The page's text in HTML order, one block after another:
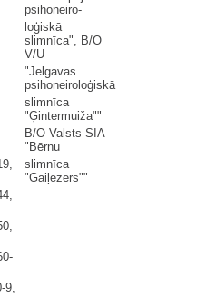
psihoneiro-
loģiskā
slimnīca", B/O
V/U
"Jelgavas
psihoneiroloģiskā
slimnīca
"Ģintermuiža""
B/O Valsts SIA
"Bērnu
slimnīca
"Gaiļezers""
9,